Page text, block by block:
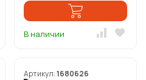
В наличии
Артикул:1680626